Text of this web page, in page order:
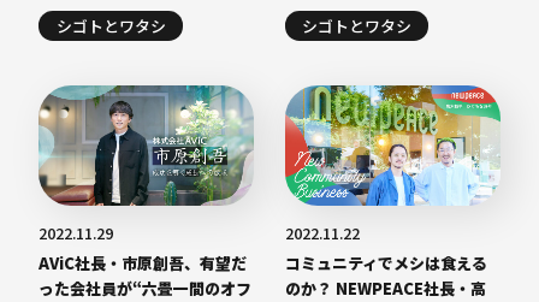
シゴトとワタシ
シゴトとワタシ
2022.11.29
AViC社長・市原創吾、有望だ
った会社員が“六畳一間のオフ
2022.11.22
コミュニティでメシは食える
のか？ NEWPEACE社長・高